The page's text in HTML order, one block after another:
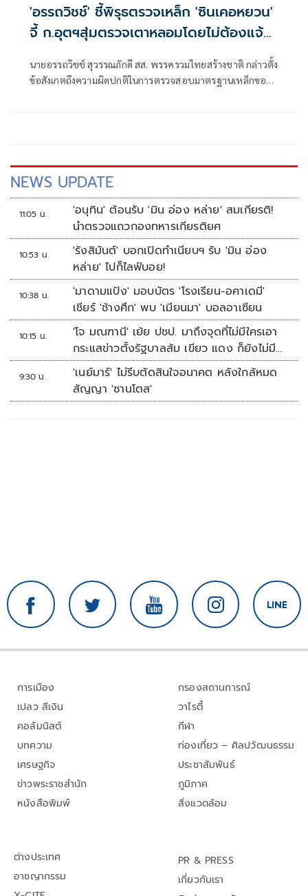
'อรรถวิชช์' ชี้พิรุธตรวจเหล็ก 'ซินเคอหยวน'
จี้ ก.อุตฯสุ่มตรวจเตาหลอมโดยไม่ต้องแจ้ง
นายอรรถวิชช์ สุวรรณภักดี สส. พรรครวมไทยสร้างชาติ กล่าวตั้ง
ข้อสังเกตถึงความผิดปกติในการตรวจสอบมาตรฐานเหล็กของ
ที่กำหนด
NEWS UPDATE
11:05 น.
'อนุทิน' ต้อนรับ 'มิน อ่อง หล่าย' สมเกียรติ!
นำตรวจแถวกองทหารเกียรติยศ
10:53 น.
'รังสิมันต์' บอกเปิดทำเนียบฯ รับ 'มิน อ่อง
หล่าย' ไปก็ไลฟ์บอย!
10:38 น.
'มาดามแป้ง' มอบบัตร 'โรงเรียน-อคาเดมี'
เชียร์ 'ช้างศึก' พบ 'เมียนมา' บอลอาเซียน
10:15 น.
'โจ มณฑานี' เย้ย ปชป. มาถึงจุดที่ไม่มีใครเอา
กระแสข่าวตั้งรัฐบาลส้ม เขียว แดง ก็ยังไม่มีฟ้า
เลย
9:30 น.
'เนย์มาร์' ไม่รีบตัดสินใจอนาคต หลังใกล้หมด
สัญญา 'ซานโตส'
การเมือง
เปลว สีเงิน
คอลัมนิสต์
บทความ
เศรษฐกิจ
ข่าวพระราชสำนัก
หนังสือพิมพ์
กรองสถานการณ์
วาไรตี้
กีฬา
ท่องเที่ยว – ศิลปวัฒนธรรม
ประชาสัมพันธ์
ภูมิภาค
สิ่งแวดล้อม
ต่างประเทศ
อาชญากรรม
PR & PRESS
เกี่ยวกับเรา